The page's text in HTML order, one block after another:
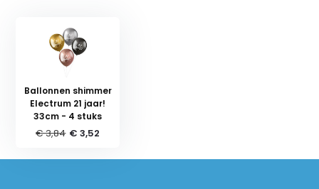
Ballonnen shimmer
Electrum 21 jaar!
33cm - 4 stuks
€ 3,84 € 3,52